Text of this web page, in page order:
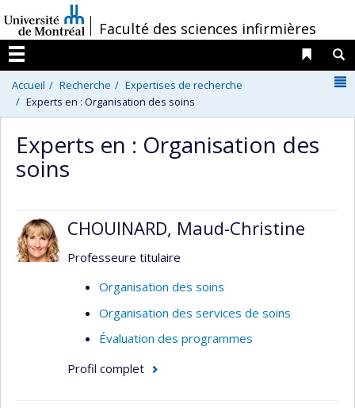
au
contenu
/Faculté des sciences infirmières
Menu
Liens
Accueil Recherche
Expertises de recherche
Experts en : Organisation des soins
Experts en : Organisation des
soins
CHOUINARD, Maud-Christine
Professeure titulaire
Organisation des soins
Organisation des services de soins
Évaluation des programmes
Profil complet